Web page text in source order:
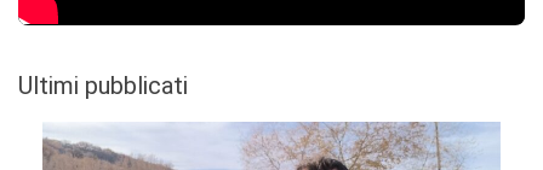
Ultimi pubblicati